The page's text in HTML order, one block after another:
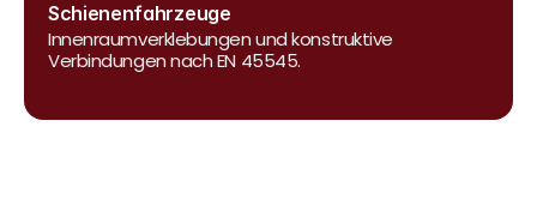
Schienenfahrzeuge
Innenraumverklebungen und konstruktive
Verbindungen nach EN 45545.